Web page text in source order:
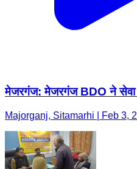
मेजरगंज: मेजरगंज BDO ने सेवा
Majorganj, Sitamarhi | Feb 3,